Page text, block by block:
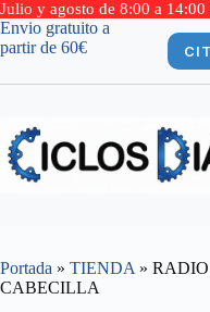
Julio y agosto de 8:00 a 14:00
Saltar
al
Envio gratuito a
partir de 60€
Portada » TIENDA »
CABECILLA